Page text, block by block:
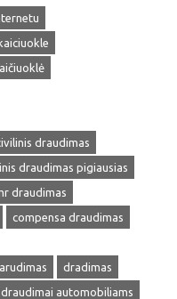
draudimas
draudimas pigiausias
draudimas
compensa draudimas
dradimas
draudimai automobiliams